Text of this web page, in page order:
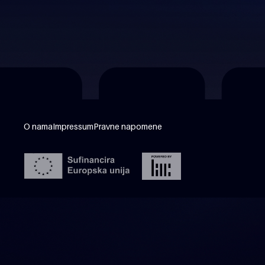
O namaImpressumPravne napomene